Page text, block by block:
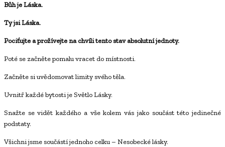
Bůh je Láska.
Ty jsi Láska.
Pociťujte a prožívejte na chvíli tento stav absolutní jednoty.
Poté se začněte pomalu vracet do místnosti.
Začněte si uvědomovat limity svého těla.
Uvnitř každé bytosti je Světlo Lásky.
Snažte se vidět každého a vše kolem vás jako součást této jedinečné
podstaty.
Všichni jsme součástí jednoho celku – Nesobecké lásky.